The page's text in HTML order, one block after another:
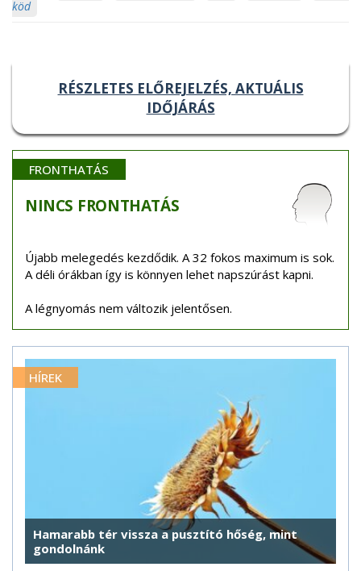
köd
RÉSZLETES ELŐREJELZÉS, AKTUÁLIS
IDŐJÁRÁS
FRONTHATÁS
NINCS FRONTHATÁS
Újabb melegedés kezdődik. A 32 fokos maximum is sok.
A déli órákban így is könnyen lehet napszúrást kapni.
A légnyomás nem változik jelentősen.
HÍREK
Hamarabb tér vissza a pusztító hőség, mint
gondolnánk